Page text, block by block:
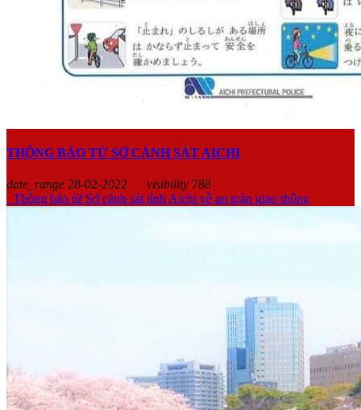
THÔNG BÁO TỪ SỞ CẢNH SÁT AICHI
date_range 28-02-2022 visibility 788
Thông báo từ Sở cảnh sát tỉnh Aichi về an toàn giao thông